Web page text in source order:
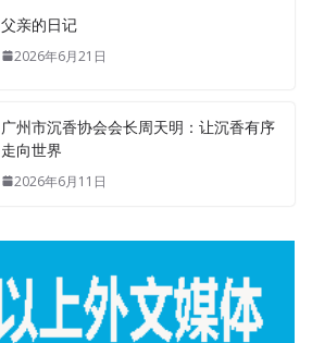
父亲的日记
2026年6月21日
广州市沉香协会会长周天明：让沉香有序
走向世界
2026年6月11日